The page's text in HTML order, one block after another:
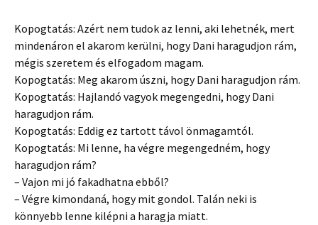
Kopogtatás: Azért nem tudok az lenni, aki lehetnék, mert
mindenáron el akarom kerülni, hogy Dani haragudjon rám,
mégis szeretem és elfogadom magam.
Kopogtatás: Meg akarom úszni, hogy Dani haragudjon rám.
Kopogtatás: Hajlandó vagyok megengedni, hogy Dani
haragudjon rám.
Kopogtatás: Eddig ez tartott távol önmagamtól.
Kopogtatás: Mi lenne, ha végre megengedném, hogy
haragudjon rám?
– Vajon mi jó fakadhatna ebből?
– Végre kimondaná, hogy mit gondol. Talán neki is
könnyebb lenne kilépni a haragja miatt.